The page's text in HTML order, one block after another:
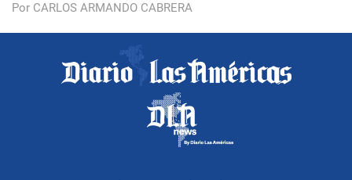
Por CARLOS ARMANDO CABRERA